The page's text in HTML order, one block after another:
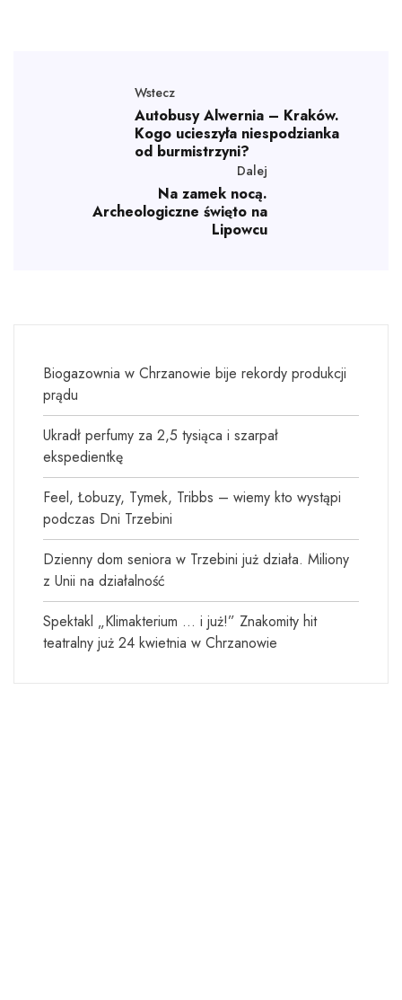
Wstecz
Autobusy Alwernia – Kraków.
Kogo ucieszyła niespodzianka
od burmistrzyni?
Dalej
Na zamek nocą.
Archeologiczne święto na
Lipowcu
Biogazownia w Chrzanowie bije rekordy produkcji
prądu
Ukradł perfumy za 2,5 tysiąca i szarpał
ekspedientkę
Feel, Łobuzy, Tymek, Tribbs – wiemy kto wystąpi
podczas Dni Trzebini
Dzienny dom seniora w Trzebini już działa. Miliony
z Unii na działalność
Spektakl „Klimakterium … i już!” Znakomity hit
teatralny już 24 kwietnia w Chrzanowie